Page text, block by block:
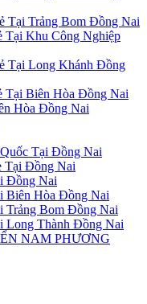
Tại Trảng Bom Đồng Nai
Tại Khu Công Nghiệp
Tại Long Khánh Đồng
Tại Biên Hòa Đồng Nai
Hòa Đồng Nai
Tại Đồng Nai
Tại Đồng Nai
Đồng Nai
Biên Hòa Đồng Nai
Trảng Bom Đồng Nai
Long Thành Đồng Nai
NAM PHƯƠNG